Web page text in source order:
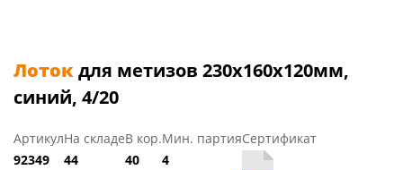
Лотокдля метизов 230х160х120мм,
синий, 4/20
Артикул
92349
На складе
44
В кор.
40
Мин. партия
4
Сертификат